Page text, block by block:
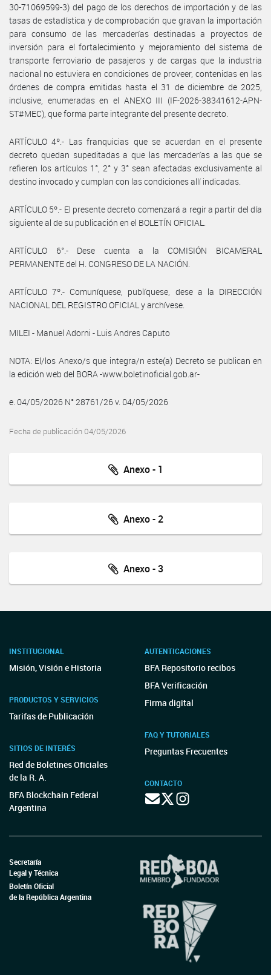
30-71069599-3) del pago de los derechos de importación y de las
tasas de estadística y de comprobación que gravan la importación
para consumo de las mercaderías destinadas a proyectos de
inversión para el fortalecimiento y mejoramiento del sistema de
transporte ferroviario de pasajeros y de cargas que la industria
nacional no estuviera en condiciones de proveer, contenidas en las
órdenes de compra emitidas hasta el 31 de diciembre de 2025,
inclusive, enumeradas en el ANEXO III (IF-2026-38341612-APN-
ST#MEC), que forma parte integrante del presente decreto.
ARTÍCULO 4º.- Las franquicias que se acuerdan en el presente
decreto quedan supeditadas a que las mercaderías a las que se
refieren los artículos 1°, 2° y 3° sean afectadas exclusivamente al
destino invocado y cumplan con las condiciones allí indicadas.
ARTÍCULO 5º.- El presente decreto comenzará a regir a partir del día
siguiente al de su publicación en el BOLETÍN OFICIAL.
ARTÍCULO 6°.- Dese cuenta a la COMISIÓN BICAMERAL
PERMANENTE del H. CONGRESO DE LA NACIÓN.
ARTÍCULO 7º.- Comuníquese, publíquese, dese a la DIRECCIÓN
NACIONAL DEL REGISTRO OFICIAL y archívese.
MILEI - Manuel Adorni - Luis Andres Caputo
NOTA: El/los Anexo/s que integra/n este(a) Decreto se publican en
la edición web del BORA -www.boletinoficial.gob.ar-
e. 04/05/2026 N° 28761/26 v. 04/05/2026
Fecha de publicación 04/05/2026
Anexo - 1
Anexo - 2
Anexo - 3
INSTITUCIONAL
Misión, Visión e Historia
PRODUCTOS Y SERVICIOS
Tarifas de Publicación
SITIOS DE INTERÉS
Red de Boletines Oficiales
de la R. A.
BFA Blockchain Federal
Argentina
AUTENTICACIONES
BFA Repositorio recibos
BFA Verificación
Firma digital
FAQ Y TUTORIALES
Preguntas Frecuentes
CONTACTO
Secretaría
Legal y Técnica
Boletín Oficial
de la República Argentina